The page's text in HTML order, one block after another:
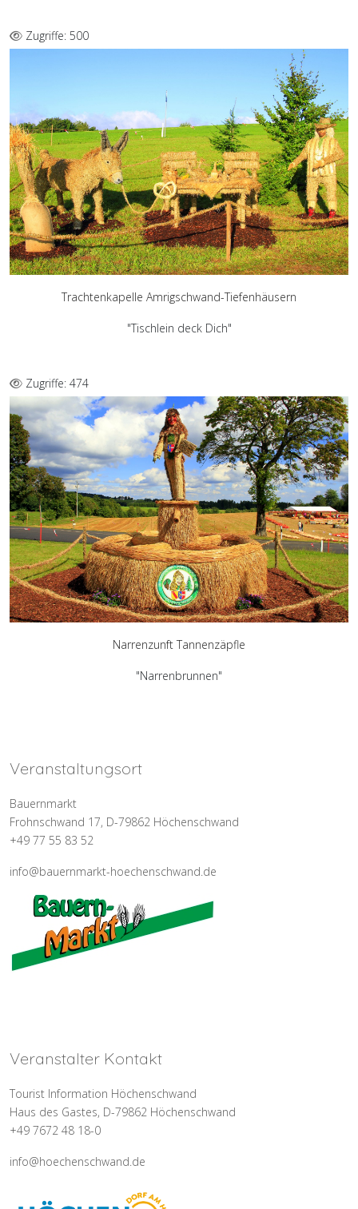
Zugriffe: 500
Trachtenkapelle Amrigschwand-Tiefenhäusern
"Tischlein deck Dich"
Zugriffe: 474
Narrenzunft Tannenzäpfle
"Narrenbrunnen"
Veranstaltungsort
Bauernmarkt
Frohnschwand 17, D-79862 Höchenschwand
+49 77 55 83 52
info@bauernmarkt-hoechenschwand.de
Veranstalter Kontakt
Tourist Information Höchenschwand
Haus des Gastes, D-79862 Höchenschwand
+49 7672 48 18-0
info@hoechenschwand.de